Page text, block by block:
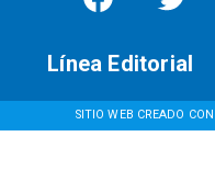
SITIO WEB CREADO
Línea Editorial